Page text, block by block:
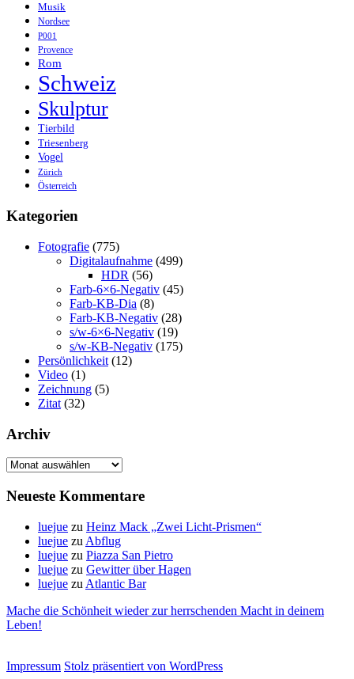
Musik
Nordsee
P001
Provence
Rom
Schweiz
Skulptur
Tierbild
Triesenberg
Vogel
Zürich
Österreich
Kategorien
Fotografie (775)
Digitalaufnahme (499)
HDR (56)
Farb-6×6-Negativ (45)
Farb-KB-Dia (8)
Farb-KB-Negativ (28)
s/w-6×6-Negativ (19)
s/w-KB-Negativ (175)
Persönlichkeit (12)
Video (1)
Zeichnung (5)
Zitat (32)
Archiv
Archiv
Neueste Kommentare
luejue zu Heinz Mack „Zwei Licht-Prismen“
luejue zu Abflug
luejue zu Piazza San Pietro
luejue zu Gewitter über Hagen
luejue zu Atlantic Bar
Mache die Schönheit wieder zur herrschenden Macht in deinem
Leben!
Impressum Stolz präsentiert von WordPress